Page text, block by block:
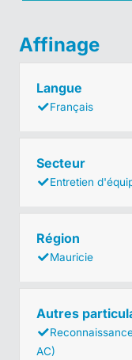
Affinage
Langue
Français
Secteur
Entretien
Région
Mauricie
Autres
AC)